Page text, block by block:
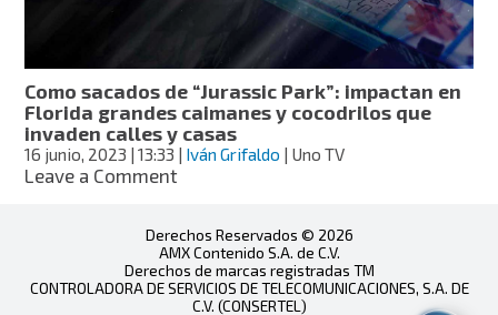
Como sacados de “Jurassic Park”: impactan en
Florida grandes caimanes y cocodrilos que
invaden calles y casas
16 junio, 2023 | 13:33 Iván Grifaldo | Uno TV
Leave a Commenton
de
“Jurassic
Park”:
impactan
Derechos Reservados © 2026
AMX Contenido S.A. de C.V.
Derechos de marcas registradas TM
CONTROLADORA DE SERVICIOS DE TELECOMUNICACIONES, S.A. DE
C.V. (CONSERTEL)